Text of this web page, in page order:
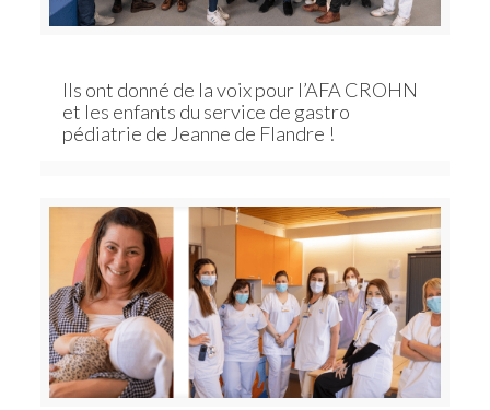
Ils ont donné de la voix pour l’AFA CROHN
et les enfants du service de gastro
pédiatrie de Jeanne de Flandre !